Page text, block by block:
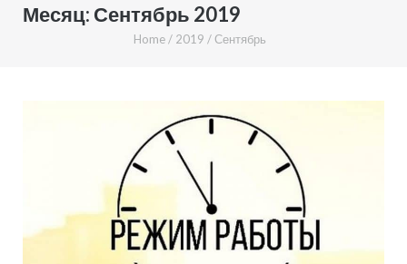
Месяц: Сентябрь 2019
Home/ 2019 / Сентябрь